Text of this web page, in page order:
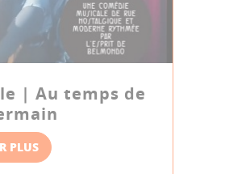
| Au temps de
PLUS